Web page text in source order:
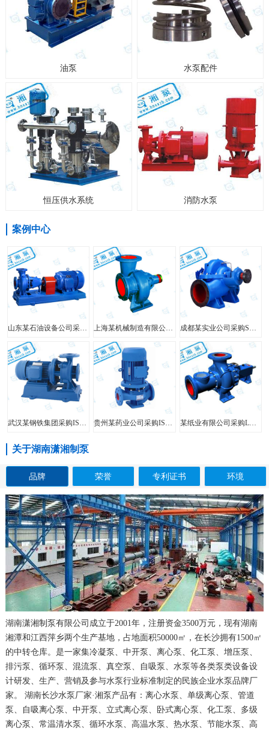
油泵 水泵配件
恒压供水系统 消防水泵
案例中心
山东某石油设备公司采购FIS型单级单吸离心泵
某纸业有限公司采购LXL型两相流无堵塞纸浆泵
关于湖南潇湘制泵
品牌 荣誉 专利证书 环境
湖南潇湘制泵有限公司成立于2001年，注册资金3500万元，现有湖南
湘潭和江西萍乡两个生产基地，占地面积50000㎡，在长沙拥有1500㎡
的中转仓库。是一家集冷凝泵、中开泵、离心泵、化工泵、增压泵、
排污泵、循环泵、混流泵、真空泵、自吸泵、水泵等各类泵类设备设
计研发、生产、营销及参与水泵行业标准制定的民族企业水泵品牌厂
家。 湖南长沙水泵厂家·湘泵产品有：离心水泵、单级离心泵、管道
泵、自吸离心泵、中开泵、立式离心泵、卧式离心泵、化工泵、多级
离心泵、常温清水泵、循环水泵、高温水泵、热水泵、节能水泵、高